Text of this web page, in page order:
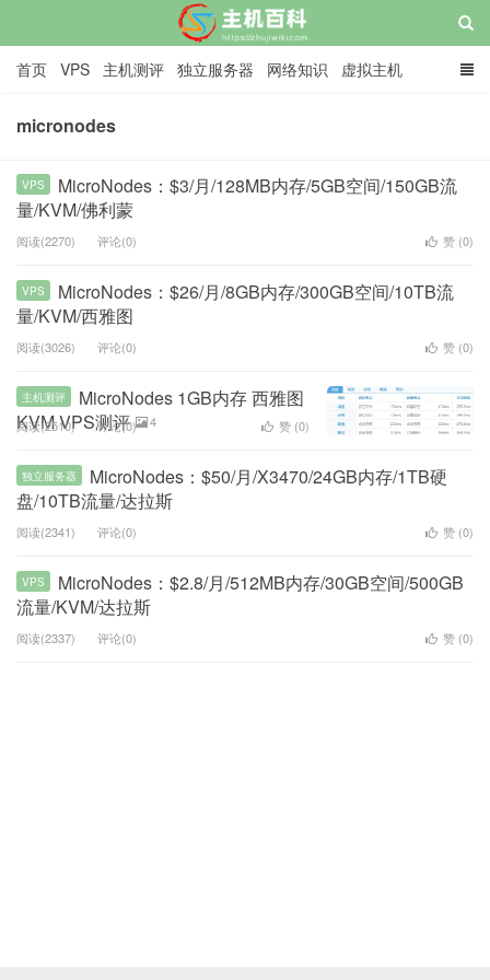
主机百科
首页 VPS 主机测评 独立服务器 网络知识 虚拟主机
域名/CDN/SSL
micronodes
VPS
MicroNodes：$3/月/128MB内存/5GB空间/150GB流
量/KVM/佛利蒙
阅读(2270) 评论(0) 赞 (0)
VPS
MicroNodes：$26/月/8GB内存/300GB空间/10TB流
量/KVM/西雅图
阅读(3026) 评论(0) 赞 (0)
主机测评
MicroNodes 1GB内存 西雅图
KVM VPS测评
4
阅读(2510) 评论(0) 赞 (0)
独立服务器
MicroNodes：$50/月/X3470/24GB内存/1TB硬
盘/10TB流量/达拉斯
阅读(2341) 评论(0) 赞 (0)
VPS
MicroNodes：$2.8/月/512MB内存/30GB空间/500GB
流量/KVM/达拉斯
阅读(2337) 评论(0) 赞 (0)